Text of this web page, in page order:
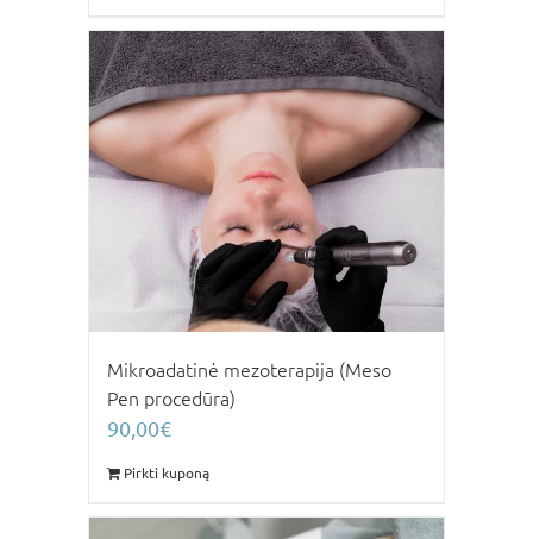
Mikroadatinė mezoterapija (Meso
Pen procedūra)
90,00€
Pirkti kuponą